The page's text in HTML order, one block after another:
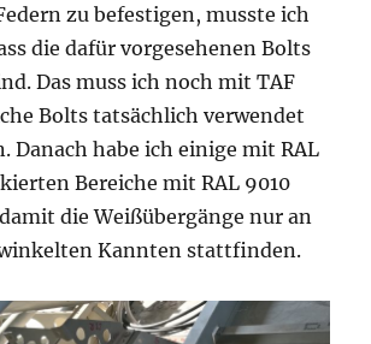
zu befestigen, musste ich
die dafür vorgesehenen Bolts
Das muss ich noch mit TAF
Bolts tatsächlich verwendet
Danach habe ich einige mit RAL
Bereiche mit RAL 9010
die Weißübergänge nur an
Kannten stattfinden.